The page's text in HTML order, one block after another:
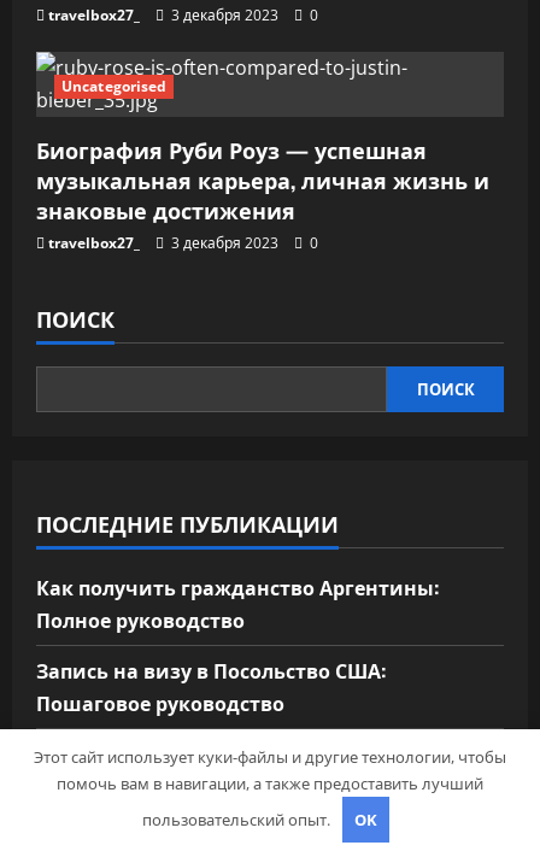
travelbox27_ 3 декабря 2023 0
Uncategorised
Биография Руби Роуз — успешная
музыкальная карьера, личная жизнь и
знаковые достижения
travelbox27_ 3 декабря 2023 0
ПОИСК
ПОИСК
ПОСЛЕДНИЕ ПУБЛИКАЦИИ
Как получить гражданство Аргентины:
Полное руководство
Запись на визу в Посольство США:
Пошаговое руководство
Экскурсии в Сочи: Путешествие в сердце
Черноморского курорта
Визы в Индию: Все, что вам нужно знать
Этот сайт использует куки-файлы и другие технологии, чтобы
помочь вам в навигации, а также предоставить лучший
пользовательский опыт.
OK